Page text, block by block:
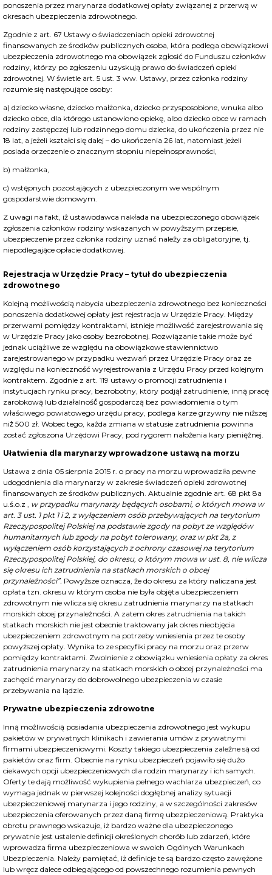
ponoszenia przez marynarza dodatkowej opłaty związanej z przerwą w
okresach ubezpieczenia zdrowotnego.
Zgodnie z art. 67 Ustawy o świadczeniach opieki zdrowotnej
finansowanych ze środków publicznych osoba, która podlega obowiązkowi
ubezpieczenia zdrowotnego ma obowiązek zgłosić do Funduszu członków
rodziny, którzy po zgłoszeniu uzyskują prawo do świadczeń opieki
zdrowotnej. W świetle art. 5 ust. 3 ww. Ustawy, przez członka rodziny
rozumie się następujące osoby:
a) dziecko własne, dziecko małżonka, dziecko przysposobione, wnuka albo
dziecko obce, dla którego ustanowiono opiekę, albo dziecko obce w ramach
rodziny zastępczej lub rodzinnego domu dziecka, do ukończenia przez nie
18 lat, a jeżeli kształci się dalej – do ukończenia 26 lat, natomiast jeżeli
posiada orzeczenie o znacznym stopniu niepełnosprawności,
b) małżonka,
c) wstępnych pozostających z ubezpieczonym we wspólnym
gospodarstwie domowym.
Z uwagi na fakt, iż ustawodawca nakłada na ubezpieczonego obowiązek
zgłoszenia członków rodziny wskazanych w powyższym przepisie,
ubezpieczenie przez członka rodziny uznać należy za obligatoryjne, tj.
niepodlegające opłacie dodatkowej.
Rejestracja w Urzędzie Pracy – tytuł do ubezpieczenia
zdrowotnego
Kolejną możliwością nabycia ubezpieczenia zdrowotnego bez konieczności
ponoszenia dodatkowej opłaty jest rejestracja w Urzędzie Pracy. Między
przerwami pomiędzy kontraktami, istnieje możliwość zarejestrowania się
w Urzędzie Pracy jako osoby bezrobotnej. Rozwiązanie takie może być
jednak uciążliwe ze względu na obowiązkowe stawiennictwo
zarejestrowanego w przypadku wezwań przez Urzędzie Pracy oraz ze
względu na konieczność wyrejestrowania z Urzędu Pracy przed kolejnym
kontraktem. Zgodnie z art. 119 ustawy o promocji zatrudnienia i
instytucjach rynku pracy, bezrobotny, który podjął zatrudnienie, inną pracę
zarobkową lub działalność́ gospodarczą bez powiadomienia o tym
właściwego powiatowego urzędu pracy, podlega karze grzywny nie niższej
niż̇ 500 zł. Wobec tego, każda zmiana w statusie zatrudnienia powinna
zostać zgłoszona Urzędowi Pracy, pod rygorem nałożenia kary pieniężnej.
Ułatwienia dla marynarzy wprowadzone ustawą na morzu
Ustawa z dnia 05 sierpnia 2015 r. o pracy na morzu wprowadziła pewne
udogodnienia dla marynarzy w zakresie świadczeń opieki zdrowotnej
finansowanych ze środków publicznych. Aktualnie zgodnie art. 68 pkt 8a
u.ś.o.z , w przypadku marynarzy będących osobami, o których mowa w
art. 3 ust. 1 pkt 1 i 2, z wyłączeniem osób przebywających na terytorium
Rzeczypospolitej Polskiej na podstawie zgody na pobyt ze względów
humanitarnych lub zgody na pobyt tolerowany, oraz w pkt 2a, z
wyłączeniem osób korzystających z ochrony czasowej na terytorium
Rzeczypospolitej Polskiej, do okresu, o którym mowa w ust. 8, nie wlicza
się okresu ich zatrudnienia na statkach morskich o obcej
przynależności”. Powyższe oznacza, że do okresu za który naliczana jest
opłata tzn. okresu w którym osoba nie była objęta ubezpieczeniem
zdrowotnym nie wlicza się okresu zatrudnienia marynarzy na statkach
morskich obcej przynależności. A zatem okres zatrudnienia na takich
statkach morskich nie jest obecnie traktowany jak okres nieobjęcia
ubezpieczeniem zdrowotnym na potrzeby wniesienia przez te osoby
powyższej opłaty. Wynika to ze specyfiki pracy na morzu oraz przerw
pomiędzy kontraktami. Zwolnienie z obowiązku wniesienia opłaty za okres
zatrudnienia marynarzy na statkach morskich o obcej przynależności ma
zachęcić marynarzy do dobrowolnego ubezpieczenia w czasie
przebywania na lądzie.
Prywatne ubezpieczenia zdrowotne
Inną możliwością posiadania ubezpieczenia zdrowotnego jest wykupu
pakietów w prywatnych klinikach i zawierania umów z prywatnymi
firmami ubezpieczeniowymi. Koszty takiego ubezpieczenia zależne są od
pakietów oraz firm. Obecnie na rynku ubezpieczeń pojawiło się dużo
ciekawych opcji ubezpieczeniowych dla rodzin marynarzy i ich samych.
Oferty te dają możliwość wykupienia pełnego wachlarza ubezpieczeń, co
wymaga jednak w pierwszej kolejności dogłębnej analizy sytuacji
ubezpieczeniowej marynarza i jego rodziny, a w szczególności zakresów
ubezpieczenia oferowanych przez daną firmę ubezpieczeniową. Praktyka
obrotu prawnego wskazuje, iż bardzo ważne dla ubezpieczonego
prywatnie jest ustalenie definicji określonych chorób lub zdarzeń, które
wprowadza firma ubezpieczeniowa w swoich Ogólnych Warunkach
Ubezpieczenia. Należy pamiętać, iż definicje te są bardzo często zawężone
lub wręcz dalece odbiegającego od powszechnego rozumienia pewnych